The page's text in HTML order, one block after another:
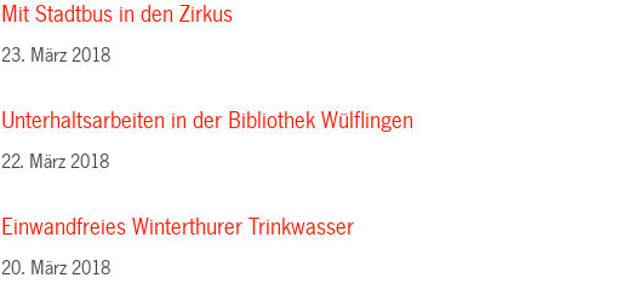
Mit Stadtbus in den Zirkus
23. März 2018
Unterhaltsarbeiten in der Bibliothek Wülflingen
22. März 2018
Einwandfreies Winterthurer Trinkwasser
20. März 2018